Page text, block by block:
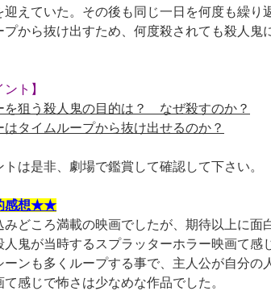
迎えていた。その後も同じ一日を何度も繰り
プから抜け出すため、何度殺されても殺人鬼
ント】
を狙う殺人鬼の目的は？ なぜ殺すのか？
はタイムループから抜け出せるのか？
は是非、劇場で鑑賞して確認して下さい。
感想★★
みどころ満載の映画でしたが、期待以上に面
人鬼が当時するスプラッターホラー映画て感
ーンも多くループする事で、主人公が自分の
感じで怖さは少なめな作品でした。